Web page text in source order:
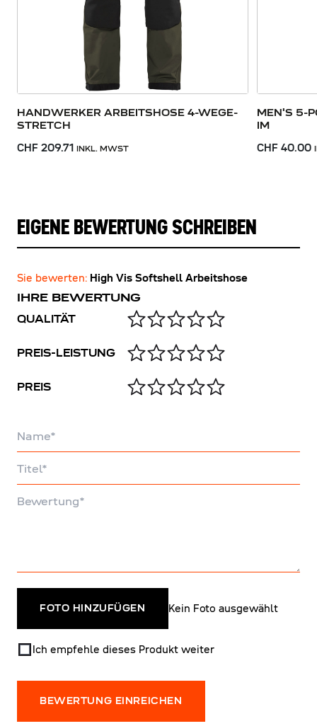
HANDWERKER ARBEITSHOSE 4-WEGE-
STRETCH
CHF 209.71 INKL. MWST
MEN'S 5-
IM
CHF 40.00
EIGENE BEWERTUNG SCHREIBEN
Sie bewerten: High Vis Softshell Arbeitshose
IHRE BEWERTUNG
QUALITÄT
PREIS-LEISTUNG
PREIS
FOTO HINZUFÜGEN Kein Foto ausgewählt
Ich empfehle dieses Produkt weiter
BEWERTUNG EINREICHEN